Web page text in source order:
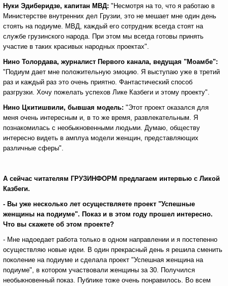
Нуки Эдиберидзе, капитан МВД: "Несмотря на то, что я работаю в
Министерстве внутренних дел Грузии, это не мешает мне один день
стоять на подиуме. МВД, каждый его сотрудник всегда стоят на
службе грузинского народа. При этом мы всегда готовы принять
участие в таких красивых народных проектах".
Нино Толордава, журналист Первого канала, ведущая "Моамбе":
"Подиум дает мне положительную эмоцию. Я выступаю уже в третий
раз и каждый раз это очень приятно. Фантастический способ
разгрузки. Хочу пожелать успехов Лике Казбеги и этому проекту".
Нино Цкитишвили, бывшая модель: "Этот проект оказался для
меня очень интересным и, в то же время, развлекательным. Я
познакомилась с необыкновенными людьми. Думаю, обществу
интересно видеть в амплуа модели женщин, представляющих
различные сферы".
А сейчас читателям ГРУЗИНФОРМ предлагаем интервью с Ликой
Казбеги.
- Вы уже несколько лет осуществляете проект "Успешные
женщины на подиуме". Показ и в этом году прошел интересно.
Что вы скажете об этом проекте?
- Мне надоедает работа только в одном направлении и я постепенно
осуществляю новые идеи. В один прекрасный день я решила сменить
поколение на подиуме и сделала проект "Успешная женщина на
подиуме", в котором участвовали женщины за 30. Получился
необыкновенный показ. Публике тоже очень понравилось. Во всем